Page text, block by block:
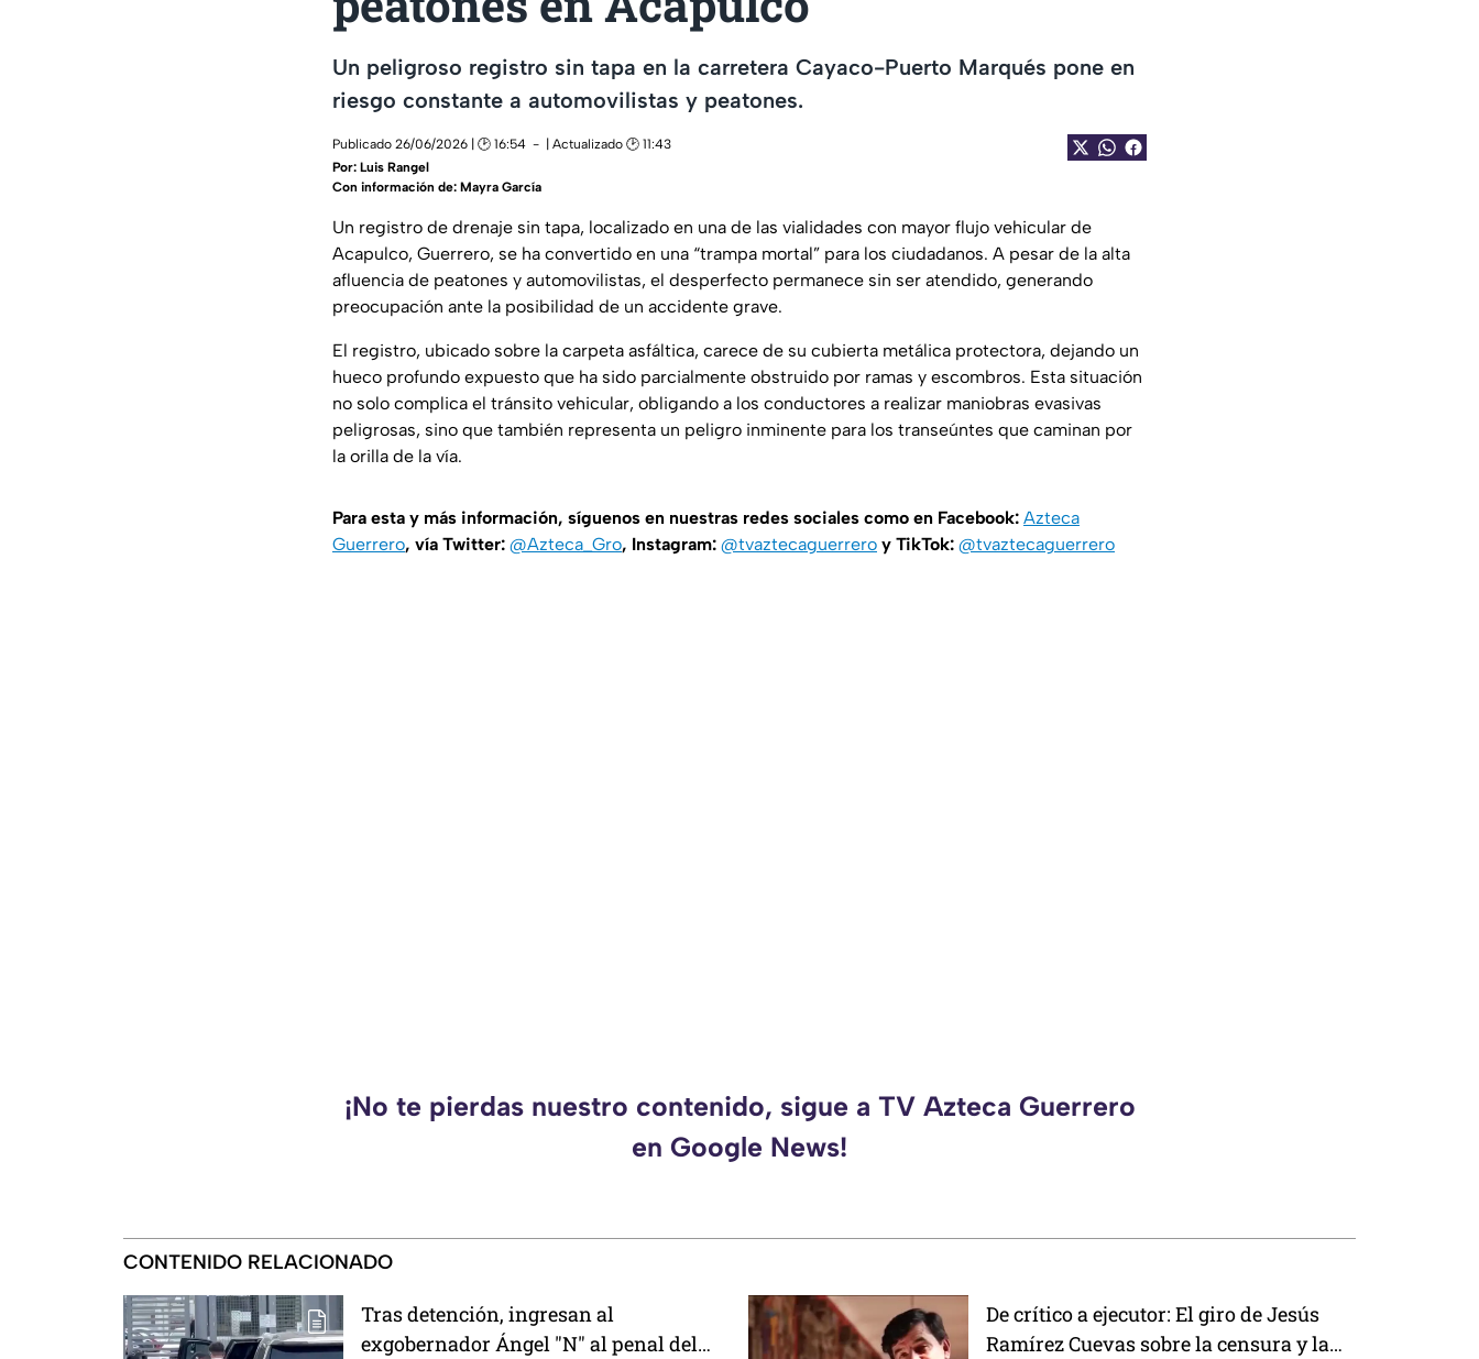
Un peligroso registro sin tapa en la carretera Cayaco-Puerto Marqués pone en
riesgo constante a automovilistas y peatones.
Publicado 26/06/2026 | 🕑 16:54
| Actualizado 🕑 11:43
Por: Luis Rangel
Con información de: Mayra García
Un registro de drenaje sin tapa, localizado en una de las vialidades con mayor flujo vehicular de
Acapulco, Guerrero, se ha convertido en una “trampa mortal” para los ciudadanos. A pesar de la alta
afluencia de peatones y automovilistas, el desperfecto permanece sin ser atendido, generando
preocupación ante la posibilidad de un accidente grave.
El registro, ubicado sobre la carpeta asfáltica, carece de su cubierta metálica protectora, dejando un
hueco profundo expuesto que ha sido parcialmente obstruido por ramas y escombros. Esta situación
no solo complica el tránsito vehicular, obligando a los conductores a realizar maniobras evasivas
peligrosas, sino que también representa un peligro inminente para los transeúntes que caminan por
la orilla de la vía.
Para esta y más información, síguenos en nuestras redes sociales como en Facebook: Azteca
Guerrero, vía Twitter: @Azteca_Gro, Instagram: @tvaztecaguerrero y TikTok: @tvaztecaguerrero
¡No te pierdas nuestro contenido, sigue a TV Azteca Guerrero
en Google News!
CONTENIDO RELACIONADO
Tras detención, ingresan al
exgobernador Ángel "N" al penal del
De crítico a ejecutor: El giro de Jesús
Ramírez Cuevas sobre la censura y la